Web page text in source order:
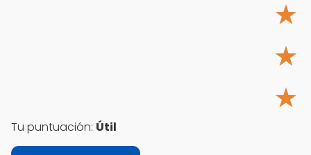
★
★
★
Tu puntuación: Útil